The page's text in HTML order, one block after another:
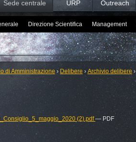
Sede centrale URP Outreach
Direzione Scientifica Management
di Amministrazione › Delibere › Archivio delibere ›
(2).pdf— PDF